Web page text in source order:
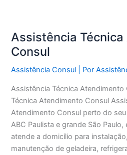
Assistência
Consul
Assistência Consul | Por
Assistência Técnica Atendimento
Técnica Atendimento Consul
Atendimento Consul perto do seu
ABC Paulista e grande São
atende a domicílio para
manutenção de geladeira,